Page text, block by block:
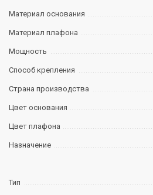
Материал основания
Материал плафона
Мощность
Способ крепления
Страна производства
Цвет основания
Цвет плафона
Назначение
Тип